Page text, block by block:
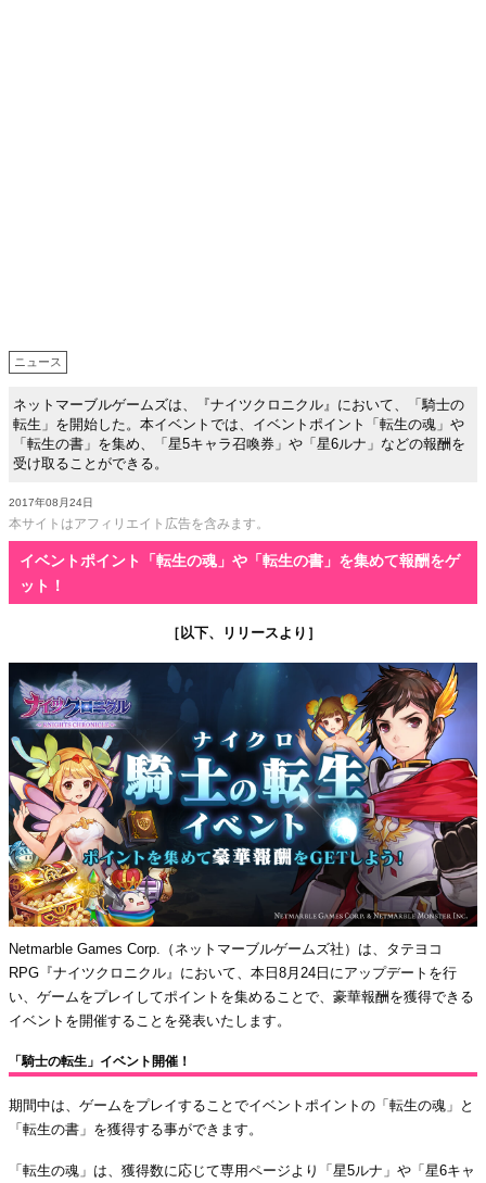
ニュース
ネットマーブルゲームズは、『ナイツクロニクル』において、「騎士の
転生」を開始した。本イベントでは、イベントポイント「転生の魂」や
「転生の書」を集め、「星5キャラ召喚券」や「星6ルナ」などの報酬を
受け取ることができる。
2017年08月24日
本サイトはアフィリエイト広告を含みます。
イベントポイント「転生の魂」や「転生の書」を集めて報酬をゲ
ット！
［以下、リリースより］
Netmarble Games Corp.（ネットマーブルゲームズ社）は、タテヨコ
RPG『ナイツクロニクル』において、本日8月24日にアップデートを行
い、ゲームをプレイしてポイントを集めることで、豪華報酬を獲得できる
イベントを開催することを発表いたします。
「騎士の転生」イベント開催！
期間中は、ゲームをプレイすることでイベントポイントの「転生の魂」と
「転生の書」を獲得する事ができます。
「転生の魂」は、獲得数に応じて専用ページより「星5ルナ」や「星6キャ